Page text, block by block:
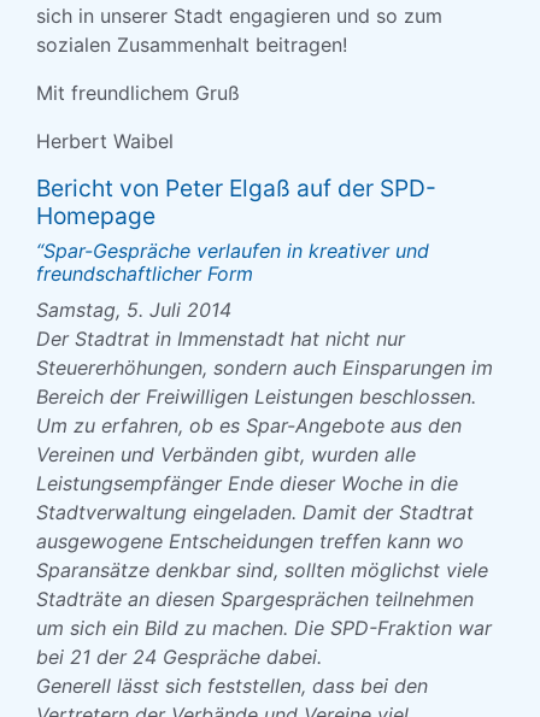
sich in unserer Stadt engagieren und so zum
sozialen Zusammenhalt beitragen!
Mit freundlichem Gruß
Herbert Waibel
Bericht von Peter Elgaß auf der SPD-
Homepage
“Spar-Gespräche verlaufen in kreativer und
freundschaftlicher Form
Samstag, 5. Juli 2014
Der Stadtrat in Immenstadt hat nicht nur
Steuererhöhungen, sondern auch Einsparungen im
Bereich der Freiwilligen Leistungen beschlossen.
Um zu erfahren, ob es Spar-Angebote aus den
Vereinen und Verbänden gibt, wurden alle
Leistungsempfänger Ende dieser Woche in die
Stadtverwaltung eingeladen. Damit der Stadtrat
ausgewogene Entscheidungen treffen kann wo
Sparansätze denkbar sind, sollten möglichst viele
Stadträte an diesen Spargesprächen teilnehmen
um sich ein Bild zu machen. Die SPD-Fraktion war
bei 21 der 24 Gespräche dabei.
Generell lässt sich feststellen, dass bei den